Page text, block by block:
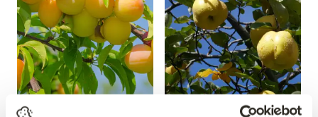
Mirabelle 'Mirabelle von